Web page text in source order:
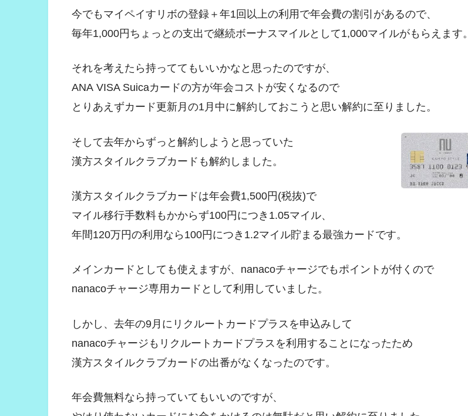
今でもマイペイすリボの登録＋年1回以上の利用で年会費の割引があるので、
毎年1,000円ちょっとの支出で継続ボーナスマイルとして1,000マイルがもらえます。
それを考えたら持っててもいいかなと思ったのですが、
ANA VISA Suicaカードの方が年会コストが安くなるので
とりあえずカード更新月の1月中に解約しておこうと思い解約に至りました。
そして去年からずっと解約しようと思っていた
漢方スタイルクラブカードも解約しました。
漢方スタイルクラブカードは年会費1,500円(税抜)で
マイル移行手数料もかからず100円につき1.05マイル、
年間120万円の利用なら100円につき1.2マイル貯まる最強カードです。
メインカードとしても使えますが、nanacoチャージでもポイントが付くので
nanacoチャージ専用カードとして利用していました。
しかし、去年の9月にリクルートカードプラスを申込みして
nanacoチャージもリクルートカードプラスを利用することになったため
漢方スタイルクラブカードの出番がなくなったのです。
年会費無料なら持っていてもいいのですが、